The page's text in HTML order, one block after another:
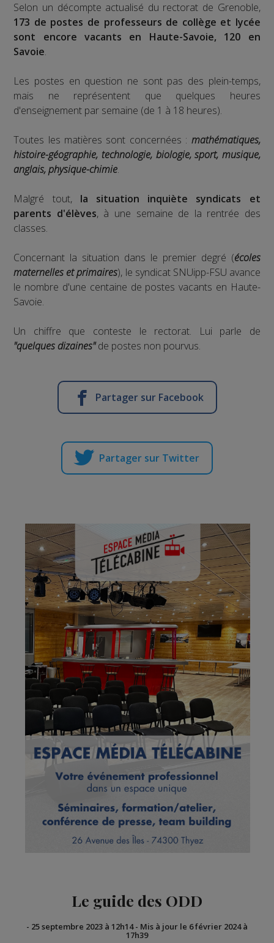
Selon un décompte actualisé du rectorat de Grenoble,
173 de postes de professeurs de collège et lycée
sont encore vacants en Haute-Savoie, 120 en
Savoie.
Les postes en question ne sont pas des plein-temps,
mais ne représentent que quelques heures
d'enseignement par semaine (de 1 à 18 heures).
Toutes les matières sont concernées : mathématiques,
histoire-géographie, technologie, biologie, sport, musique,
anglais, physique-chimie.
Malgré tout,la situation inquiète syndicats et
parents d'élèves, à une semaine de la rentrée des
classes.
Concernant la situation dans le premier degré (écoles
maternelles et primaires), le syndicat SNUipp-FSU avance
le nombre d'une centaine de postes vacants en Haute-
Savoie.
Un chiffre que conteste le rectorat. Lui parle de
"quelques dizaines"de postes non pourvus.
Partager sur Facebook
Partager sur Twitter
Le guide des ODD
- 25 septembre 2023 à 12h14- Mis à jour le 6 février 2024 à
17h39